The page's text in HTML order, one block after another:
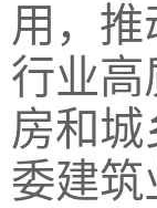
用，
行业高
房和
委建筑